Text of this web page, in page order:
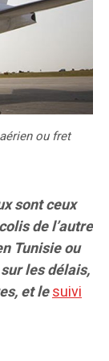
ou fret
sont ceux
de l’autre
Tunisie ou
les délais,
et lesuivi